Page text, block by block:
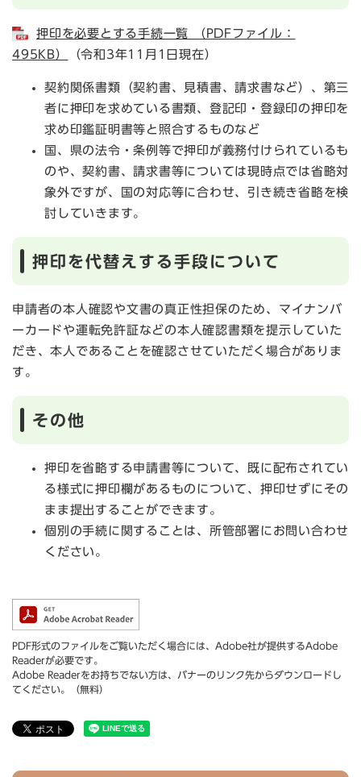
押印を必要とする手続一覧 （PDFファイル：
495KB）
（令和3年11月1日現在）
契約関係書類（契約書、見積書、請求書など）、第三
者に押印を求めている書類、登記印・登録印の押印を
求め印鑑証明書等と照合するものなど
国、県の法令・条例等で押印が義務付けられているも
のや、契約書、請求書等については現時点では省略対
象外ですが、国の対応等に合わせ、引き続き省略を検
討していきます。
押印を代替えする手段について
申請者の本人確認や文書の真正性担保のため、マイナンバ
ーカードや運転免許証などの本人確認書類を提示していた
だき、本人であることを確認させていただく場合がありま
す。
その他
押印を省略する申請書等について、既に配布されてい
る様式に押印欄があるものについて、押印せずにその
まま提出することができます。
個別の手続に関することは、所管部署にお問い合わせ
ください。
PDF形式のファイルをご覧いただく場合には、Adobe社が提供するAdobe
Readerが必要です。
Adobe Readerをお持ちでない方は、バナーのリンク先からダウンロードし
てください。（無料）